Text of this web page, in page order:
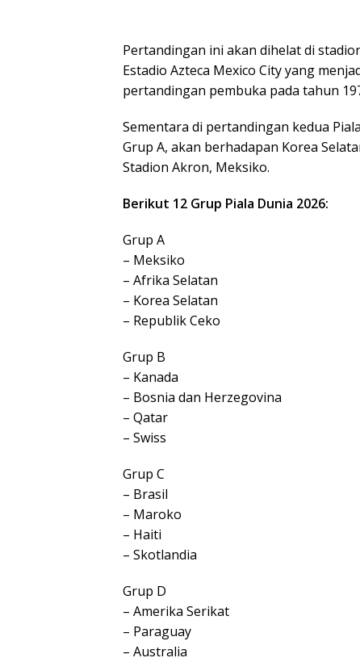
Pertandingan ini akan dihelat di
Estadio Azteca Mexico City yang
pertandingan pembuka pada tahun
Sementara di pertandingan kedua
Grup A, akan berhadapan Korea
Stadion Akron, Meksiko.
Berikut 12 Grup Piala Dunia 2026:
Grup A
– Meksiko
– Afrika Selatan
– Korea Selatan
– Republik Ceko
Grup B
– Kanada
– Bosnia dan Herzegovina
– Qatar
– Swiss
Grup C
– Brasil
– Maroko
– Haiti
– Skotlandia
Grup D
– Amerika Serikat
– Paraguay
– Australia